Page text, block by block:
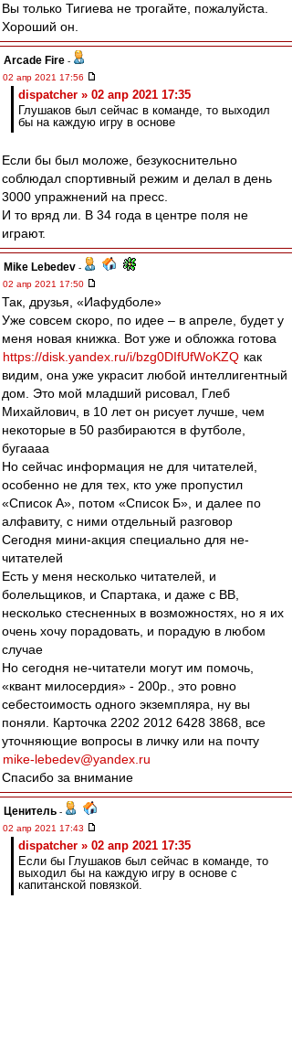
Вы только Тигиева не трогайте, пожалуйста.
Хороший он.
Arcade Fire -
02 апр 2021 17:56
dispatcher » 02 апр 2021 17:35
Глушаков был сейчас в команде, то выходил
бы на каждую игру в основе
Если бы был моложе, безукоснительно
соблюдал спортивный режим и делал в день
3000 упражнений на пресс.
И то вряд ли. В 34 года в центре поля не
играют.
Mike Lebedev -
02 апр 2021 17:50
Так, друзья, «Иафудболе»
Уже совсем скоро, по идее – в апреле, будет у
меня новая книжка. Вот уже и обложка готова
https://disk.yandex.ru/i/bzg0DIfUfWoKZQ как
видим, она уже украсит любой интеллигентный
дом. Это мой младший рисовал, Глеб
Михайлович, в 10 лет он рисует лучше, чем
некоторые в 50 разбираются в футболе,
бугаааа
Но сейчас информация не для читателей,
особенно не для тех, кто уже пропустил
«Список А», потом «Список Б», и далее по
алфавиту, с ними отдельный разговор
Сегодня мини-акция специально для не-
читателей
Есть у меня несколько читателей, и
болельщиков, и Спартака, и даже с ВВ,
несколько стесненных в возможностях, но я их
очень хочу порадовать, и порадую в любом
случае
Но сегодня не-читатели могут им помочь,
«квант милосердия» - 200р., это ровно
себестоимость одного экземпляра, ну вы
поняли. Карточка 2202 2012 6428 3868, все
уточняющие вопросы в личку или на почту
mike-lebedev@yandex.ru
Спасибо за внимание
Ценитель -
02 апр 2021 17:43
dispatcher » 02 апр 2021 17:35
Если бы Глушаков был сейчас в команде, то
выходил бы на каждую игру в основе с
капитанской повязкой.